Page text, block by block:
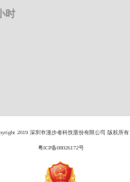
时
2019 深圳市漫步者科技股份有限公司 版权所有
粤ICP备08026172号